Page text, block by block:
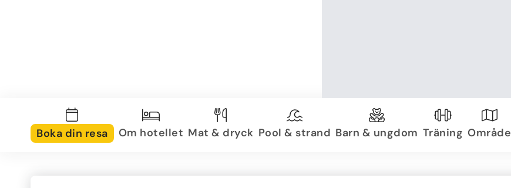
Boka din resa Om hotellet Mat & dryck Pool & strand Barn & ungdom Träning Område